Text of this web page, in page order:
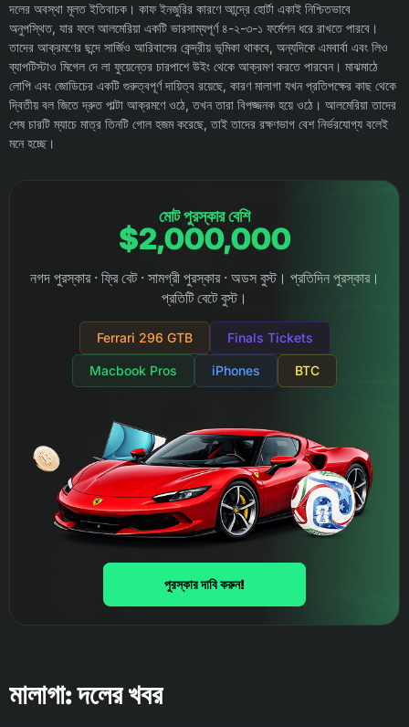
দলের অবস্থা মূলত ইতিবাচক। কাফ ইনজুরির কারণে আন্দ্রে হোর্টা একাই নিশ্চিতভাবে
অনুপস্থিত, যার ফলে আলমেরিয়া একটি ভারসাম্যপূর্ণ ৪-২-৩-১ ফর্মেশন ধরে রাখতে পারবে।
তাদের আক্রমণের ছন্দে সার্জিও আরিবাসের কেন্দ্রীয় ভূমিকা থাকবে, অন্যদিকে এমবার্বা এবং লিও
ব্যাপটিস্টাও মিগেল দে লা ফুয়েন্তের চারপাশে উইং থেকে আক্রমণ করতে পারবেন। মাঝমাঠে
লোপি এবং জোডিচের একটি গুরুত্বপূর্ণ দায়িত্ব রয়েছে, কারণ মালাগা যখন প্রতিপক্ষের কাছ থেকে
দ্বিতীয় বল জিতে দ্রুত পাল্টা আক্রমণে ওঠে, তখন তারা বিপজ্জনক হয়ে ওঠে। আলমেরিয়া তাদের
শেষ চারটি ম্যাচে মাত্র তিনটি গোল হজম করেছে, তাই তাদের রক্ষণভাগ বেশ নির্ভরযোগ্য বলেই
মনে হচ্ছে।
মোট পুরস্কার বেশি
$2,000,000
নগদ পুরস্কার · ফ্রি বেট · সামগ্রী পুরস্কার · অডস বুস্ট। প্রতিদিন পুরস্কার।
প্রতিটি বেটে বুস্ট।
Ferrari 296 GTB Finals Tickets
Macbook Pros iPhones BTC
পুরস্কার দাবি করুন!
মালাগা: দলের খবর